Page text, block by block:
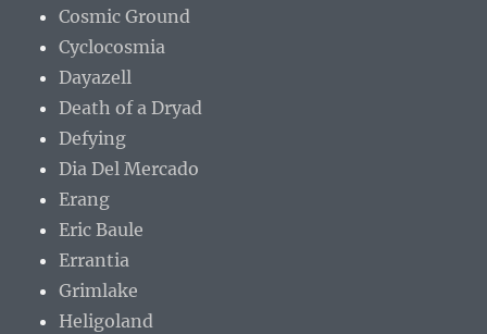
Cosmic Ground
Cyclocosmia
Dayazell
Death of a Dryad
Defying
Dia Del Mercado
Erang
Eric Baule
Errantia
Grimlake
Heligoland